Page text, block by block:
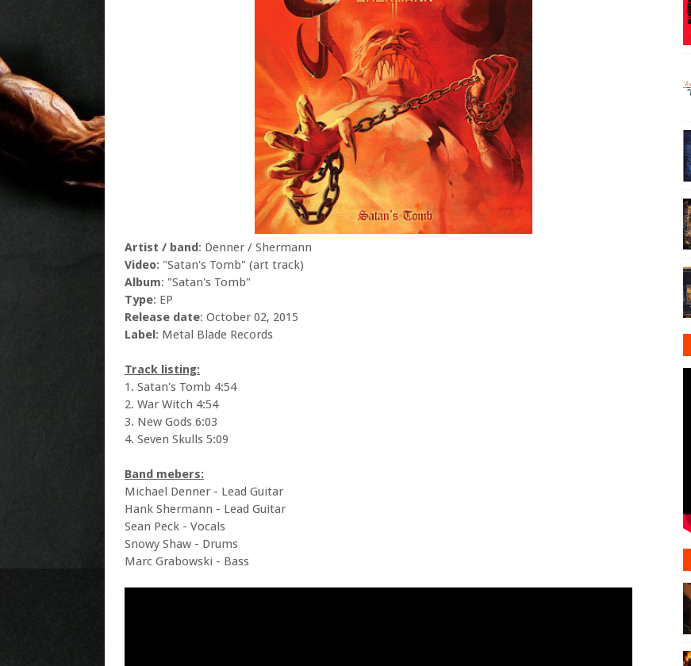
Artist / band: Denner / Shermann
Video: "Satan's Tomb" (art track)
Album: "Satan's Tomb"
Type: EP
Release date: October 02, 2015
Label: Metal Blade Records
Track listing:
1. Satan's Tomb 4:54
2. War Witch 4:54
3. New Gods 6:03
4. Seven Skulls 5:09
Band mebers:
Michael Denner - Lead Guitar
Hank Shermann - Lead Guitar
Sean Peck - Vocals
Snowy Shaw - Drums
Marc Grabowski - Bass